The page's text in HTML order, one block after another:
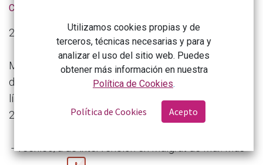
CONGDCAR
21 de octubre de 2024
Movimiento por la Paz tiene varias vacantes
disponibles en Malgrat de Mar, Cataluña. La fecha
límite de presentación de candidaturas es el
23/10/2024.
- Técnico/a de intervención en Malgrat de Mar. Más
Utilizamos cookies propias y de
terceros, técnicas necesarias y para y
analizar el uso del sitio web. Puedes
obtener más información en nuestra
Política de Cookies.
Política de Cookies Acepto